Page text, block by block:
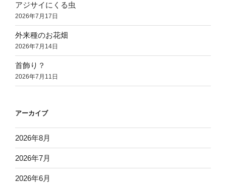
アジサイにくる虫
2026年7月17日
外来種のお花畑
2026年7月14日
首飾り？
2026年7月11日
アーカイブ
2026年8月
2026年7月
2026年6月